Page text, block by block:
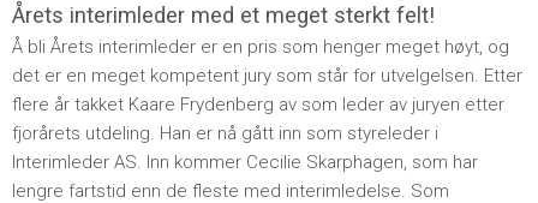
Årets interimleder med et meget sterkt felt!
Å bli Årets interimleder er en pris som henger meget høyt, og
det er en meget kompetent jury som står for utvelgelsen. Etter
flere år takket Kaare Frydenberg av som leder av juryen etter
fjorårets utdeling. Han er nå gått inn som styreleder i
Interimleder AS. Inn kommer Cecilie Skarphagen, som har
lengre fartstid enn de fleste med interimledelse. Som